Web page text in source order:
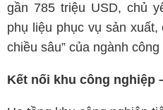
gần 785 triệu USD, chủ
phụ liệu phục vụ sản
chiều sâu” của ngành
Kết nối khu công nghiệp